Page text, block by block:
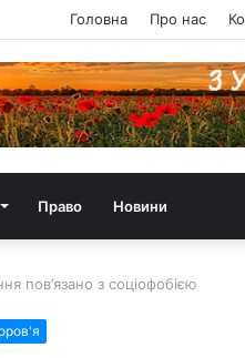
Головна Про нас
Право Новини
пов’язано з соціофобією